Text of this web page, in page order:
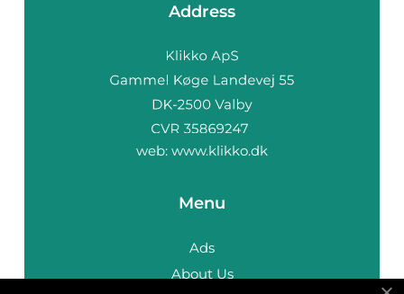
Address
web: www.klikko.dk
Menu
Ads
About Us